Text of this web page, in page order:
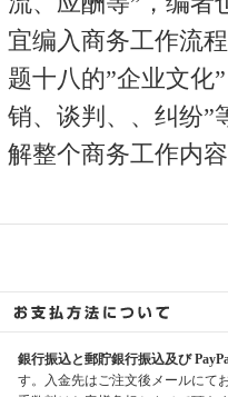
宜编入商务工作流
题十八的”企业文化
销、谈判、、纠纷”
解整个商务工作内
銀行振込と郵貯銀行振込及び
す。入金先はご注文後メールにて